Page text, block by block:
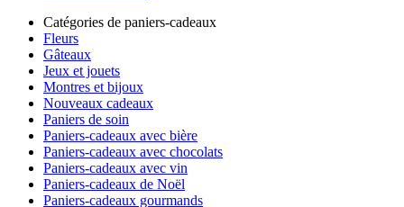
Catégories de paniers-cadeaux
Fleurs
Gâteaux
Jeux et jouets
Montres et bijoux
Nouveaux cadeaux
Paniers de soin
Paniers-cadeaux avec bière
Paniers-cadeaux avec chocolats
Paniers-cadeaux avec vin
Paniers-cadeaux de Noël
Paniers-cadeaux gourmands